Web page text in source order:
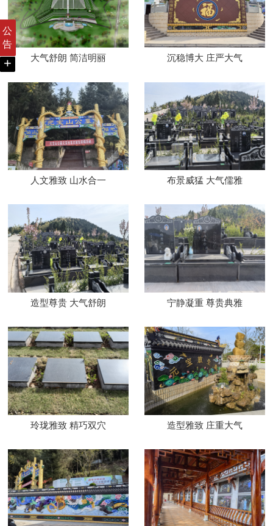
公
告
+ 大气舒朗 简洁明丽 沉稳博大 庄严大气
人文雅致 山水合一 布景威猛 大气儒雅
造型尊贵 大气舒朗 宁静凝重 尊贵典雅
玲珑雅致 精巧双穴 造型雅致 庄重大气